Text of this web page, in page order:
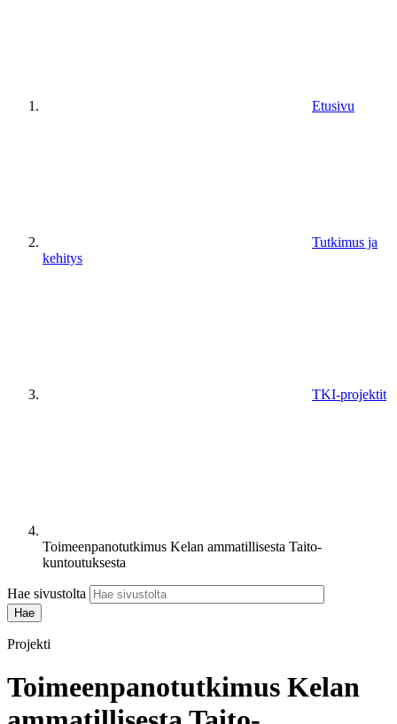
Etusivu
Tutkimus ja
kehitys
TKI-projektit
Toimeenpanotutkimus Kelan ammatillisesta Taito-
kuntoutuksesta
Hae sivustolta
Projekti
Toimeenpanotutkimus Kelan